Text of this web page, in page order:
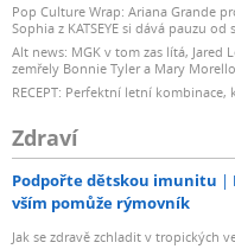
Pop Culture Wrap: Ariana Grande
Sophia z KATSEYE si dává pauzu od
Alt news: MGK v tom zas lítá,
zemřely Bonnie Tyler a Mary Morello
RECEPT: Perfektní letní
Zdraví
Podpořte dětskou imunitu
vším pomůže rýmovník
Jak se zdravě zchladit v tropických